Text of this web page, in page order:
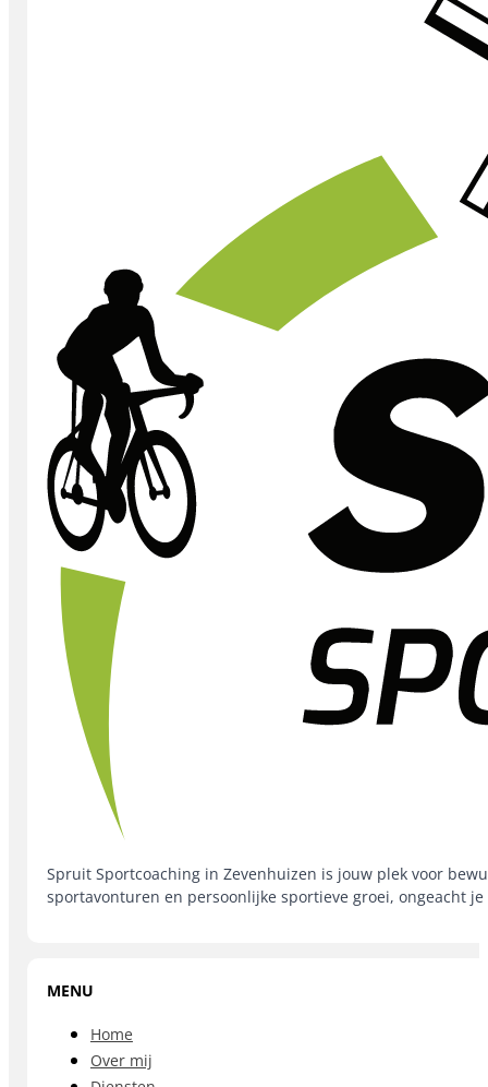
Spruit Sportcoaching in Zevenhuizen is jouw plek voor
sportavonturen en persoonlijke sportieve groei, ongeacht je
MENU
Home
Over mij